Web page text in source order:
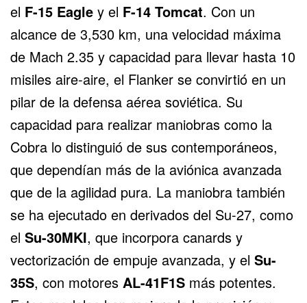
el F-15 Eagle y el F-14 Tomcat. Con un
alcance de 3,530 km, una velocidad máxima
de Mach 2.35 y capacidad para llevar hasta 10
misiles aire-aire, el Flanker se convirtió en un
pilar de la defensa aérea soviética. Su
capacidad para realizar maniobras como la
Cobra lo distinguió de sus contemporáneos,
que dependían más de la aviónica avanzada
que de la agilidad pura. La maniobra también
se ha ejecutado en derivados del Su-27, como
el Su-30MKI, que incorpora canards y
vectorización de empuje avanzada, y el Su-
35S, con motores AL-41F1S más potentes.